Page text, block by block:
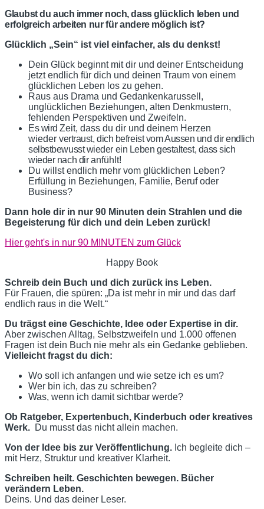
Glaubstdu auch immer noch, dassglücklich leben und
erfolgreich arbeiten nurfürandere möglich ist?
Glücklich „Sein“ ist viel einfacher, als du denkst!
Dein Glück beginnt mit dir und deiner Entscheidung
jetzt endlich für dich und deinen Traum von einem
glücklichen Leben los zu gehen.
Raus aus Drama und Gedankenkarussell,
unglücklichen Beziehungen, alten Denkmustern,
fehlenden Perspektiven und Zweifeln.
Es wirdZeit, dass du dir und deinem Herzen
wieder vertraust, dich befreist vom Aussen und dir endlich
selbstbewusst wieder ein Leben gestaltest, dass sich
wieder nach diranfühlt!
Du willst endlich mehr vom glücklichen Leben?
Erfüllung in Beziehungen, Familie, Beruf oder
Business?
Dann hole dir in nur 90 Minuten dein Strahlen und die
Begeisterung für dich und dein Leben zurück!
Hier geht's in nur 90 MINUTEN zum Glück
Happy Book
Schreib dein Buch und dich zurück ins Leben.
Für Frauen, die spüren: „Da ist mehr in mir und das darf
endlich raus in die Welt.“
Du trägst eine Geschichte, Idee oder Expertise in dir.
Aber zwischen Alltag, Selbstzweifeln und 1.000 offenen
Fragen ist dein Buch nie mehr als ein Gedanke geblieben.
Vielleicht fragst du dich:
Wo soll ich anfangen und wie setze ich es um?
Wer bin ich, das zu schreiben?
Was, wenn ich damit sichtbar werde?
Ob Ratgeber, Expertenbuch, Kinderbuch oder kreatives
Werk. Du musst das nicht allein machen.
Von der Idee bis zur Veröffentlichung. Ich begleite dich –
mit Herz, Struktur und kreativer Klarheit.
Schreiben heilt. Geschichten bewegen. Bücher
verändern Leben.
Deins. Und das deiner Leser.